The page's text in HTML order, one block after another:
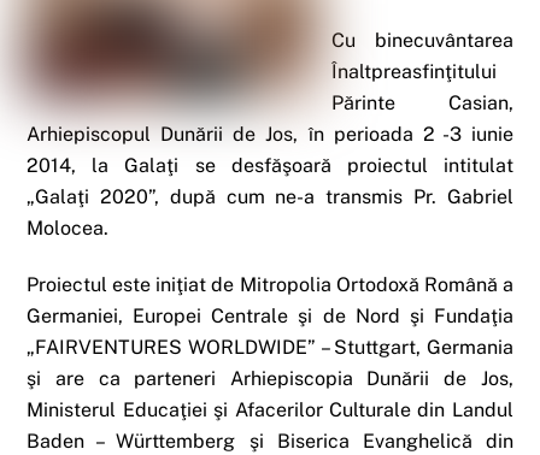
Cu binecuvântarea
Înaltpreasfinţitului
Părinte Casian,
Arhiepiscopul Dunării de Jos, în perioada 2 -3 iunie
2014, la Galaţi se desfăşoară proiectul intitulat
„Galaţi 2020”, după cum ne-a transmis Pr. Gabriel
Molocea.
Proiectul este iniţiat de Mitropolia Ortodoxă Română a
Germaniei, Europei Centrale şi de Nord şi Fundaţia
„FAIRVENTURES WORLDWIDE” – Stuttgart, Germania
şi are ca parteneri Arhiepiscopia Dunării de Jos,
Ministerul Educaţiei şi Afacerilor Culturale din Landul
Baden – Württemberg şi Biserica Evanghelică din